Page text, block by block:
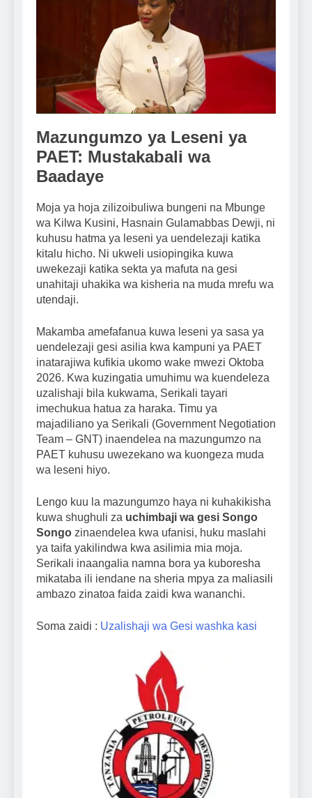
Mazungumzo ya Leseni ya
PAET: Mustakabali wa
Baadaye
Moja ya hoja zilizoibuliwa bungeni na Mbunge
wa Kilwa Kusini, Hasnain Gulamabbas Dewji, ni
kuhusu hatma ya leseni ya uendelezaji katika
kitalu hicho. Ni ukweli usiopingika kuwa
uwekezaji katika sekta ya mafuta na gesi
unahitaji uhakika wa kisheria na muda mrefu wa
utendaji.
Makamba amefafanua kuwa leseni ya sasa ya
uendelezaji gesi asilia kwa kampuni ya PAET
inatarajiwa kufikia ukomo wake mwezi Oktoba
2026. Kwa kuzingatia umuhimu wa kuendeleza
uzalishaji bila kukwama, Serikali tayari
imechukua hatua za haraka. Timu ya
majadiliano ya Serikali (Government Negotiation
Team – GNT) inaendelea na mazungumzo na
PAET kuhusu uwezekano wa kuongeza muda
wa leseni hiyo.
Lengo kuu la mazungumzo haya ni kuhakikisha
kuwa shughuli za uchimbaji wa gesi Songo
Songo zinaendelea kwa ufanisi, huku maslahi
ya taifa yakilindwa kwa asilimia mia moja.
Serikali inaangalia namna bora ya kuboresha
mikataba ili iendane na sheria mpya za maliasili
ambazo zinatoa faida zaidi kwa wananchi.
Soma zaidi : Uzalishaji wa Gesi washka kasi